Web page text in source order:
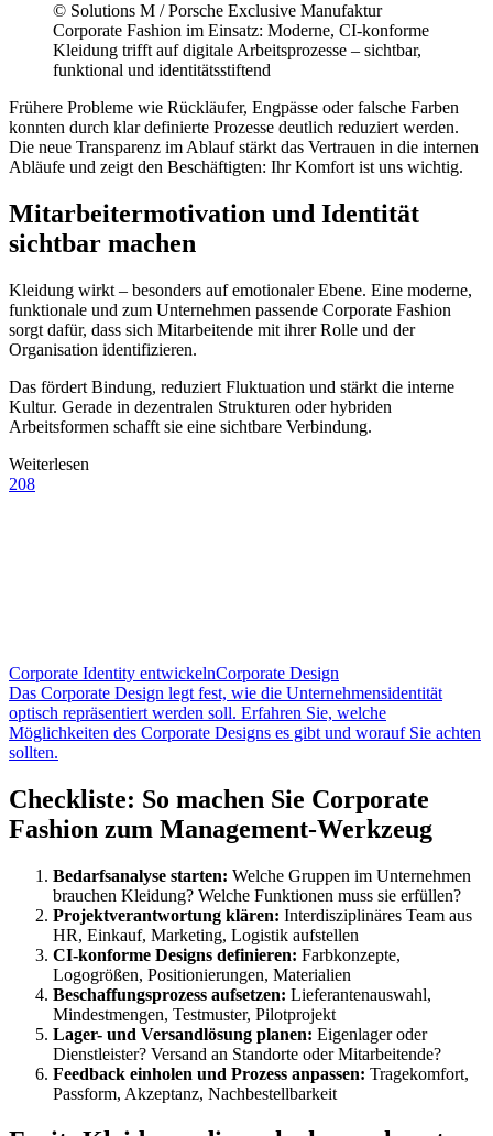
© Solutions M / Porsche Exclusive Manufaktur
Corporate Fashion im Einsatz: Moderne, CI-konforme
Kleidung trifft auf digitale Arbeitsprozesse – sichtbar,
funktional und identitätsstiftend
Frühere Probleme wie Rückläufer, Engpässe oder falsche Farben
konnten durch klar definierte Prozesse deutlich reduziert werden.
Die neue Transparenz im Ablauf stärkt das Vertrauen in die internen
Abläufe und zeigt den Beschäftigten: Ihr Komfort ist uns wichtig.
Mitarbeitermotivation und Identität
sichtbar machen
Kleidung wirkt – besonders auf emotionaler Ebene. Eine moderne,
funktionale und zum Unternehmen passende Corporate Fashion
sorgt dafür, dass sich Mitarbeitende mit ihrer Rolle und der
Organisation identifizieren.
Das fördert Bindung, reduziert Fluktuation und stärkt die interne
Kultur. Gerade in dezentralen Strukturen oder hybriden
Arbeitsformen schafft sie eine sichtbare Verbindung.
Weiterlesen
208
Corporate Identity entwickelnCorporate Design
Das Corporate Design legt fest, wie die Unternehmensidentität
optisch repräsentiert werden soll. Erfahren Sie, welche
Möglichkeiten des Corporate Designs es gibt und worauf Sie achten
sollten.
Checkliste: So machen Sie Corporate
Fashion zum Management-Werkzeug
Bedarfsanalyse starten: Welche Gruppen im Unternehmen
brauchen Kleidung? Welche Funktionen muss sie erfüllen?
Projektverantwortung klären: Interdisziplinäres Team aus
HR, Einkauf, Marketing, Logistik aufstellen
CI-konforme Designs definieren: Farbkonzepte,
Logogrößen, Positionierungen, Materialien
Beschaffungsprozess aufsetzen: Lieferantenauswahl,
Mindestmengen, Testmuster, Pilotprojekt
Lager- und Versandlösung planen: Eigenlager oder
Dienstleister? Versand an Standorte oder Mitarbeitende?
Feedback einholen und Prozess anpassen: Tragekomfort,
Passform, Akzeptanz, Nachbestellbarkeit